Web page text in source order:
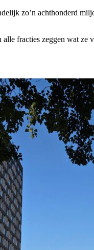
zo’n achthonderd
fracties zeggen wat